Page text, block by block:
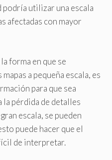
podría utilizar una escala
afectadas con mayor
forma en que se
a pequeña escala, es
para que sea
la pérdida de detalles
escala, se pueden
puede hacer que el
de interpretar.